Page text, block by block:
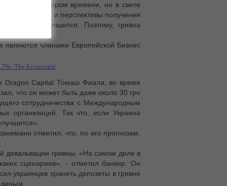
доллар в скором времени, но в свете
страны и перспективы получения
улучшится. Поэтому, гривна
членами Европейской Бизнес
The Economist
Dragon Capital Томаш Фиала, во время
что он может быть даже около 30 грн
сотрудничества с Международным
организаций. Так что, если Украина
отметил, что, по его прогнозам,
девальвации гривны. «На самом деле в
сценариев», - отметил банкир. Он
украинцев хранить депозиты в гривне